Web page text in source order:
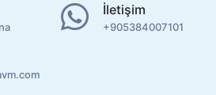
İletişim
+905384007101